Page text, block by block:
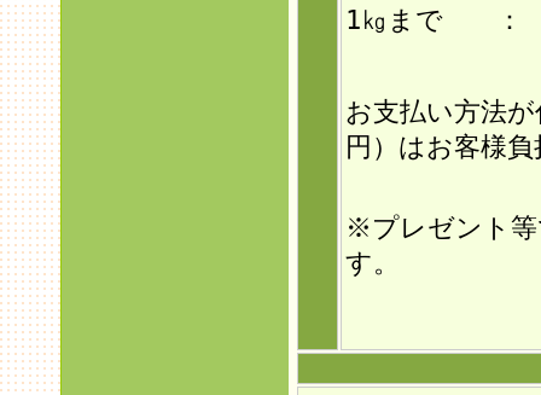
1㎏まで ：
お支払い方法
円）はお客様
※プレゼント等
す。